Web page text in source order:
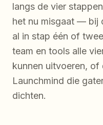
langs de vier
het nu misgaat — bij
al in stap één of
team en tools alle
kunnen uitvoeren,
Launchmind die
dichten.